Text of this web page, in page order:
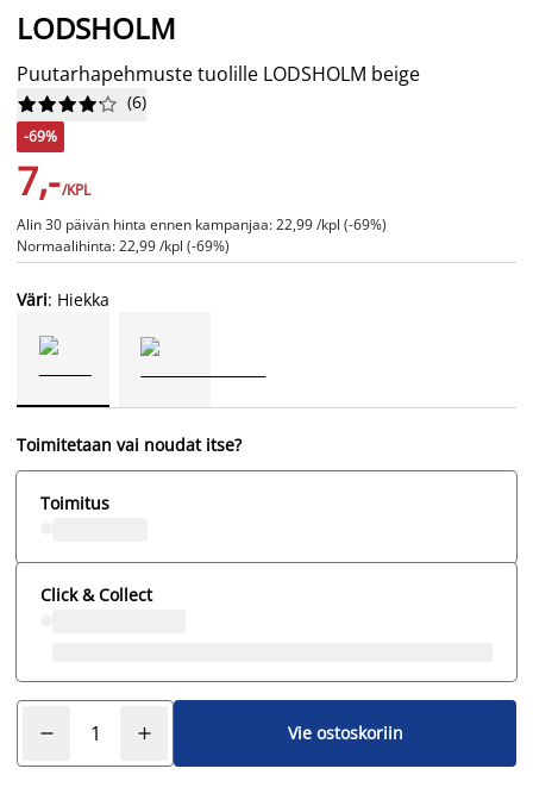
LODSHOLM
Puutarhapehmuste tuolille LODSHOLM beige





 (6)
-69%
7,-/KPL
Alin 30 päivän hinta ennen kampanjaa: 22,99 /kpl (-69%)
Normaalihinta: 22,99 /kpl (-69%)
Väri: Hiekka
Toimitetaan vai noudat itse?
Toimitus
Click & Collect
Vie ostoskoriin